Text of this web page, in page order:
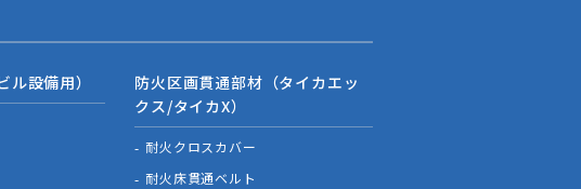
設備用）
防火区画貫通部材（タイカエッ
クス/タイカX）
耐火クロスカバー
耐火床貫通ベルト